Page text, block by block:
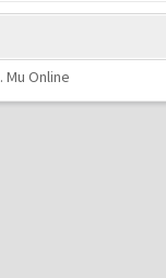
. Mu Online